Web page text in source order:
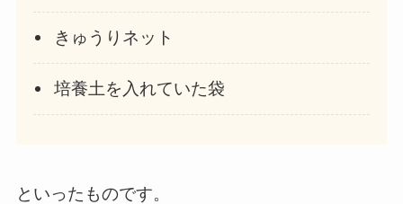
きゅうりネット
培養土を入れていた袋
といったものです。